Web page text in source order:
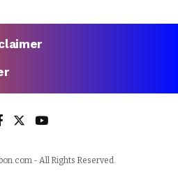
- All Rights Reserved.